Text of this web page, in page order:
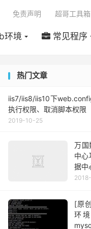
环境 常见程序
免责声明 超哥工具箱
热门文章
iis7/iis8/iis10下
执行权限、取消脚本权限
2019-10-25
万国
中心
据中
[原
环